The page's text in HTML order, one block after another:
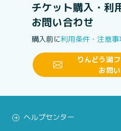
チケット購入・利
お問い合わせ
購入前に利用条件・注意事
りんどう湖
お問
ヘルプセンター